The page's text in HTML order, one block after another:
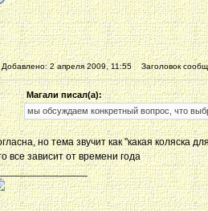
Добавлено: 2 апреля 2009, 11:55 Заголовок
Магали писал(а):
мы обсуждаем конкретный вопрос, что
но тема звучит как "какая коляска
все зависит от времени года